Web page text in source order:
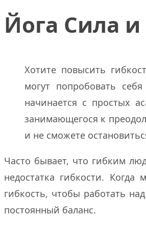
Йога Сила и
Хотите повысить
могут попробовать
начинается с простых
занимающегося к
и не сможете
Часто бывает, что гибким
недостатка гибкости.
гибкость, чтобы работать
постоянный баланс.